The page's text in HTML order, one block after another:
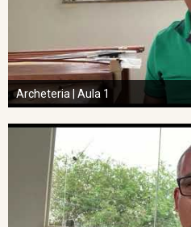
Archeteria | Aula 1